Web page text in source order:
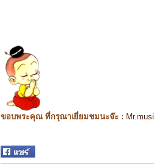
ขอบพระคุณ ที่กรุณาเยี่ยมชมนะจ๊ะ :